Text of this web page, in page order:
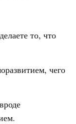
то, что
чего